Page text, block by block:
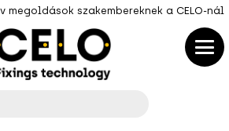
megoldások szakembereknek a CELO-nál